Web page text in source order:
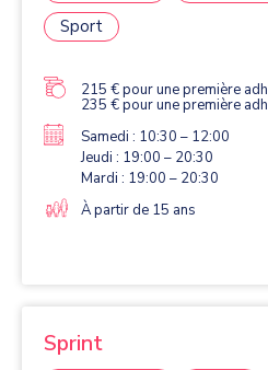
Sport
215 € pour une première
235 € pour une première
Samedi : 10:30 – 12:00
Jeudi : 19:00 – 20:30
Mardi : 19:00 – 20:30
À partir de 15 ans
Sprint